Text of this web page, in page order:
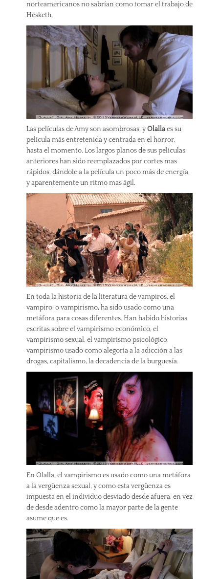
norteamericanos no sabrían como tomar el trabajo de
Hesketh.
Las películas de Amy son asombrosas, yOlallaes su
película más entretenida y centrada en el horror,
hasta el momento. Los largos planos de sus películas
anteriores han sido reemplazados por cortes mas
rápidos, dándole a la película un poco más de energía,
y aparentemente un ritmo mas ágil.
En toda la historia de la literatura de vampiros, el
vampiro, o vampirismo, ha sido usado como una
metáfora para cosas diferentes. Han habido historias
escritas sobre el vampirismo económico, el
vampirismo sexual, el vampirismo psicológico,
vampirismo usado como alegoría a la adicción a las
drogas, capitalismo, la decadencia de la burguesía.
En Olalla, el vampirismo es usado como una metáfora
a la vergüenza sexual, y como esta vergüenza es
impuesta en el individuo desviado desde afuera, en vez
de desde adentro como la mayor parte de la gente
asume que es.